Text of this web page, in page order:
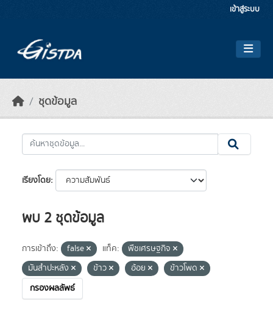
เข้าสู่ระบบ
ชุดข้อมูล
เรียงโดย
พบ 2 ชุดข้อมูล
การเข้าถึง: false แท็ค:
พืชเศรษฐกิจ
มันสำปะหลัง
ข้าว อ้อย
ข้าวโพด
กรองผลลัพธ์